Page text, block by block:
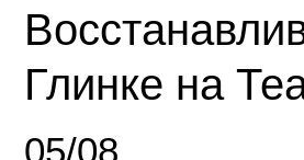
Глинке на
05/08